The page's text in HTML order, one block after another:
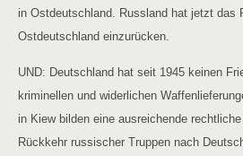
in Ostdeutschland. Russland hat jetzt das
Ostdeutschland einzurücken.
UND: Deutschland hat seit 1945 keinen
kriminellen und widerlichen
in Kiew bilden eine ausreichende
Rückkehr russischer Truppen nach